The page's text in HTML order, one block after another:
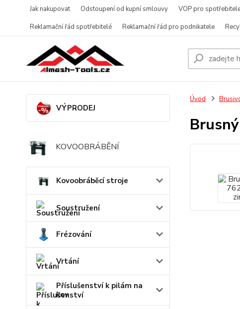
Jak nakupovat Odstoupení od kupní smlouvy VOP pro
Reklamační řád spotřebitelé
Reklamační řád pro podnikatele
VÝPRODEJ
KOVOOBRÁBĚNÍ
Kovoobráběcí stroje
Soustružení
Frézování
Vrtání
Příslušenství k pilám na
kov
Úvod